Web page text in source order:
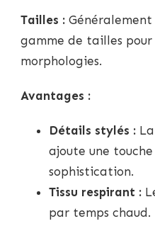
Tailles :
gamme de tailles
morphologies.
Avantages :
Détails stylés :
ajoute une
sophistication.
Tissu respirant :
par temps chaud.